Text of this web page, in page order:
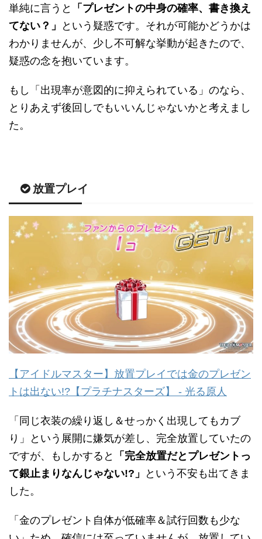
単純に言うと
「プレゼントの中身の確率、書き換え
てない？」
という疑惑です。それが可能かどうかは
わかりませんが、少し不可解な挙動が起きたので、
疑惑の念を抱いています。
もし「出現率が意図的に抑えられている」のなら、
とりあえず後回しでもいいんじゃないかと考えまし
た。
放置プレイ
【アイドルマスター】放置プレイでは金のプレゼン
トは出ない!?【プラチナスターズ】 - 光る原人
「同じ衣装の繰り返し＆せっかく出現してもカブ
り」という展開に嫌気が差し、完全放置していたの
ですが、もしかすると
「完全放置だとプレゼントっ
て銀止まりなんじゃない!?」
という不安も出てきま
した。
「金のプレゼント自体が低確率＆試行回数も少な